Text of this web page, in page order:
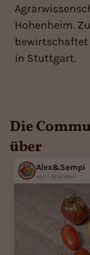
Hohenheim.
bewirtschaftet
in Stuttgart.
Die
über
Alex&Sempi
vor 1 Stunden